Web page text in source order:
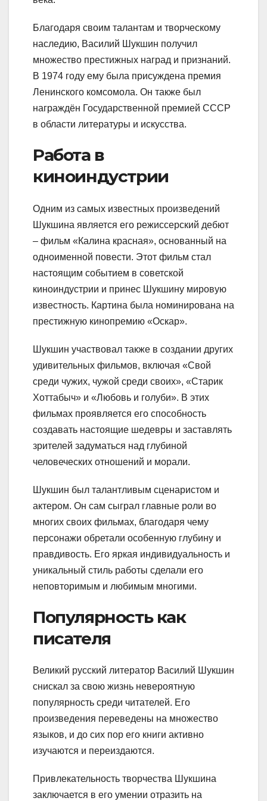
Благодаря своим талантам и творческому
наследию, Василий Шукшин получил
множество престижных наград и признаний.
В 1974 году ему была присуждена премия
Ленинского комсомола. Он также был
награждён Государственной премией СССР
в области литературы и искусства.
Работа в
киноиндустрии
Одним из самых известных произведений
Шукшина является его режиссерский дебют
– фильм «Калина красная», основанный на
одноименной повести. Этот фильм стал
настоящим событием в советской
киноиндустрии и принес Шукшину мировую
известность. Картина была номинирована на
престижную кинопремию «Оскар».
Шукшин участвовал также в создании других
удивительных фильмов, включая «Свой
среди чужих, чужой среди своих», «Старик
Хоттабыч» и «Любовь и голуби». В этих
фильмах проявляется его способность
создавать настоящие шедевры и заставлять
зрителей задуматься над глубиной
человеческих отношений и морали.
Шукшин был талантливым сценаристом и
актером. Он сам сыграл главные роли во
многих своих фильмах, благодаря чему
персонажи обретали особенную глубину и
правдивость. Его яркая индивидуальность и
уникальный стиль работы сделали его
неповторимым и любимым многими.
Популярность как
писателя
Великий русский литератор Василий Шукшин
снискал за свою жизнь невероятную
популярность среди читателей. Его
произведения переведены на множество
языков, и до сих пор его книги активно
изучаются и переиздаются.
Привлекательность творчества Шукшина
заключается в его умении отразить на